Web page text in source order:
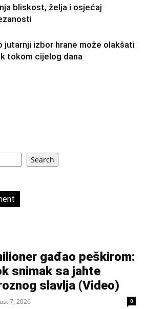
bliskost, želja i osjećaj
jutarnji izbor hrane može olakšati
tokom cijelog dana
Search
gađao peškirom:
snimak sa jahte
slavlja (Video)
7, 2026 0